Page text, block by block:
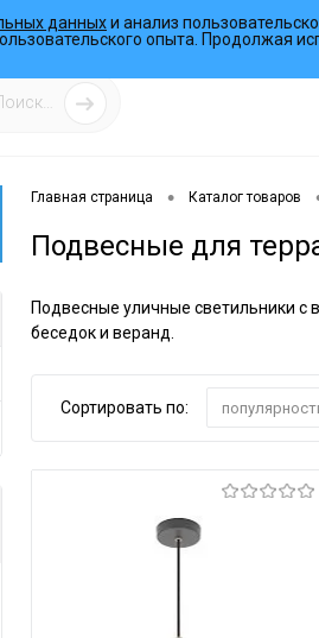
Программы Коллекции
Главная страница • Каталог товаров
Подвесные для
Подвесные уличные светильники с
беседок и веранд.
Сортировать по:
данныхи анализ
опыта. Продолжая